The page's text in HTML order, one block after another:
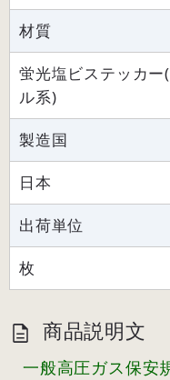
材質
蛍光塩ビステッカ
ル系)
製造国
日本
出荷単位
枚
商品説明文
一般高圧ガス保安